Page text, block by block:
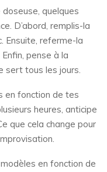
quelques
D’abord, remplis-la
Ensuite, referme-la
pense à la
sert tous les jours.
en fonction de tes
heures, anticipe
que cela change pour
en fonction de